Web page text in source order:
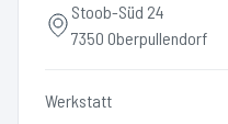
Stoob-Süd 24
7350 Oberpullendorf
Werkstatt